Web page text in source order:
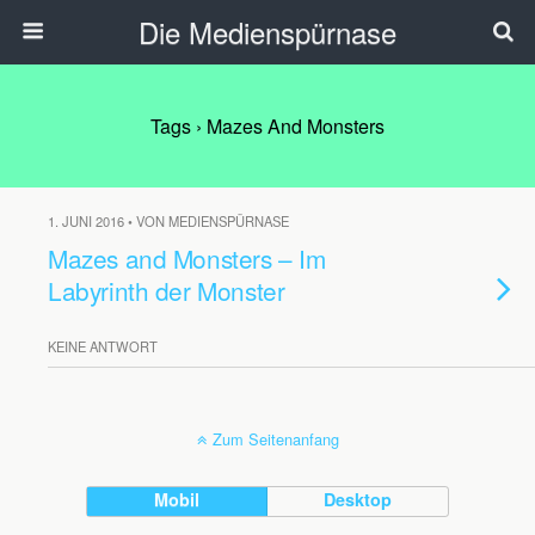
Die Medienspürnase
Tags › Mazes And Monsters
1. JUNI 2016 • VON MEDIENSPÜRNASE
Mazes and Monsters – Im
Labyrinth der Monster
KEINE ANTWORT
Zum Seitenanfang
Mobil Desktop